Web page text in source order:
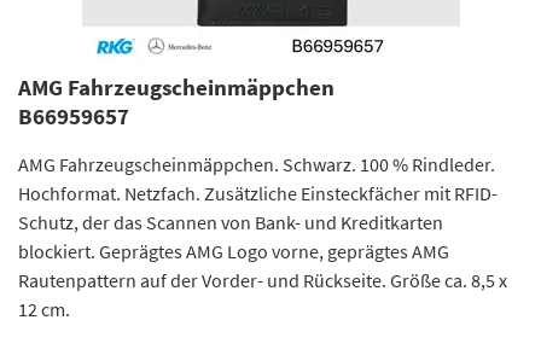
AMG Fahrzeugscheinmäppchen
B66959657
AMG Fahrzeugscheinmäppchen. Schwarz. 100 % Rindleder.
Hochformat. Netzfach. Zusätzliche Einsteckfächer mit RFID-
Schutz, der das Scannen von Bank- und Kreditkarten
blockiert. Geprägtes AMG Logo vorne, geprägtes AMG
Rautenpattern auf der Vorder- und Rückseite. Größe ca. 8,5 x
12 cm.